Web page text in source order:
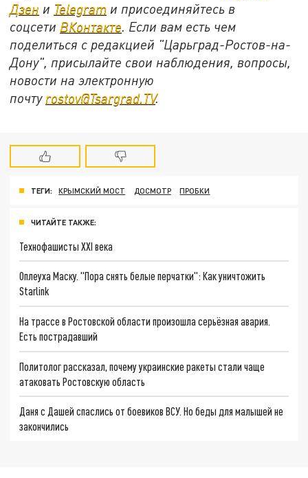
Дзен и Telegram и присоединяйтесь в
соцсети ВКонтакте. Если вам есть чем
поделиться с редакцией "Царьград-Ростов-на-
Дону", присылайте свои наблюдения, вопросы,
новости на электронную
почту rostov@Tsargrad.ТV.
ТЕГИ: КРЫМСКИЙ МОСТ ДОСМОТР ПРОБКИ
ЧИТАЙТЕ ТАКЖЕ:
Технофашисты XXI века
Оплеуха Маску. "Пора снять белые перчатки": Как уничтожить
Starlink
На трассе в Ростовской области произошла серьёзная авария.
Есть пострадавший
Политолог рассказал, почему украинские ракеты стали чаще
атаковать Ростовскую область
Даня с Дашей спаслись от боевиков ВСУ. Но беды для малышей не
закончились